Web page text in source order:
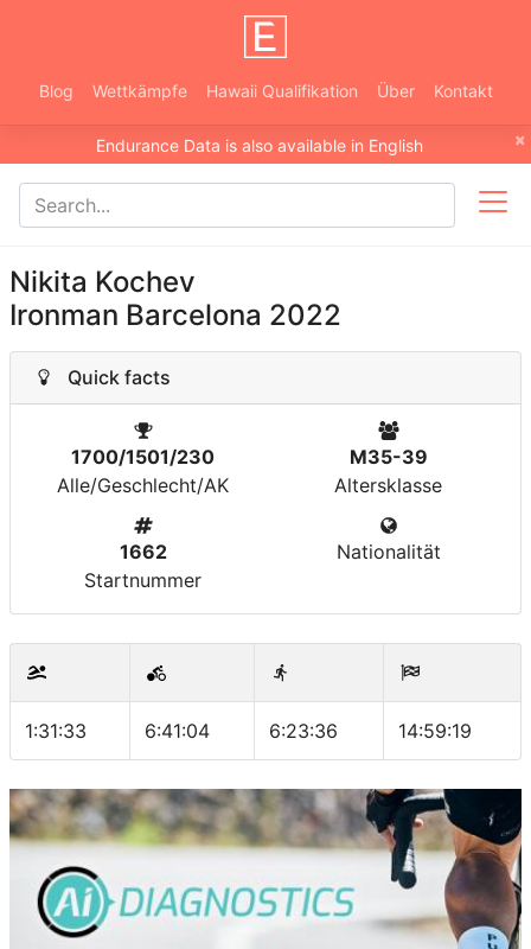
Blog Wettkämpfe Hawaii Qualifikation Über Kontakt
×
Endurance Data is also available in English
Nikita Kochev
Ironman Barcelona 2022
Quick facts
1700/1501/230
Alle/Geschlecht/AK
M35-39
Altersklasse
1662
Startnummer
Nationalität
1:31:33 6:41:04 6:23:36 14:59:19